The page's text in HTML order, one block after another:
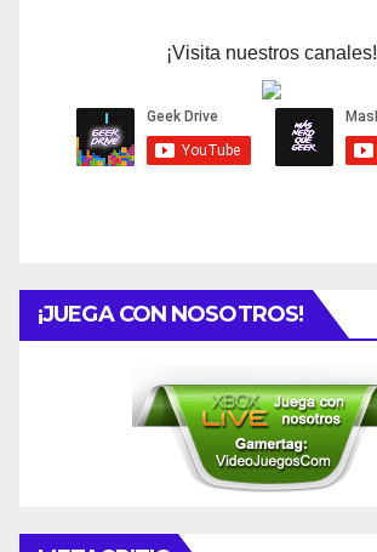
¡Visita nuestros canales!
¡JUEGA CON NOSOTROS!